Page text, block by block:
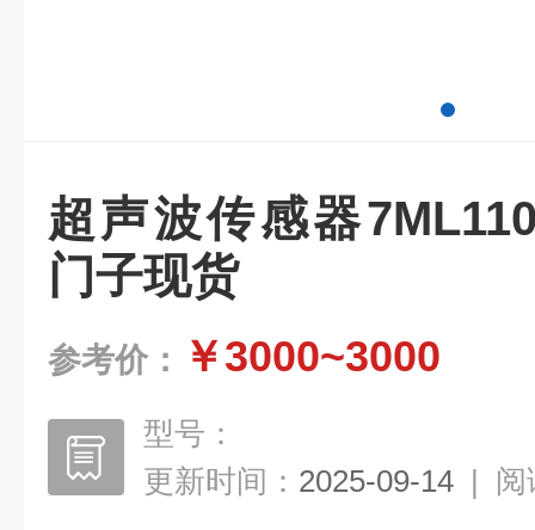
超声波传感器
门子现货
参考价： ￥3000~3000
型号：
更新时间： 2025-09-14 | 阅